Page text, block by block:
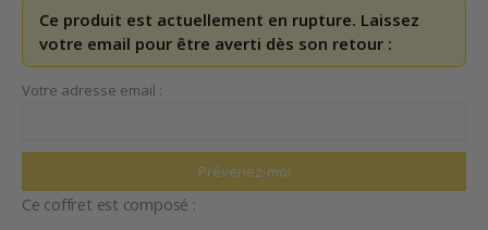
Ce produit est actuellement en rupture. Laissez
votre email pour être averti dès son retour :
Votre adresse email :
Ce coffret est composé :